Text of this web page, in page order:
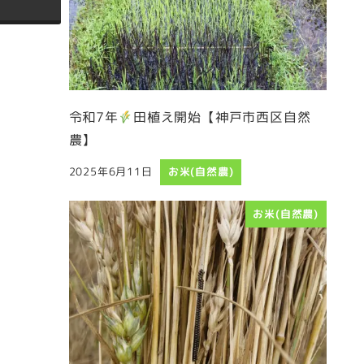
令和7年
田植え開始【神戸市西区自然
農】
投稿日
2025年6月11日 お米(自然農)
お米(自然農)